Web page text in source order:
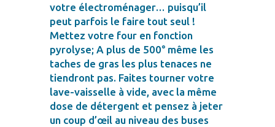
votre électroménager… puisqu’il
peut parfois le faire tout seul !
Mettez votre four en fonction
pyrolyse; A plus de 500° même les
taches de gras les plus tenaces ne
tiendront pas. Faites tourner votre
lave-vaisselle à vide, avec la même
dose de détergent et pensez à jeter
un coup d’œil au niveau des buses